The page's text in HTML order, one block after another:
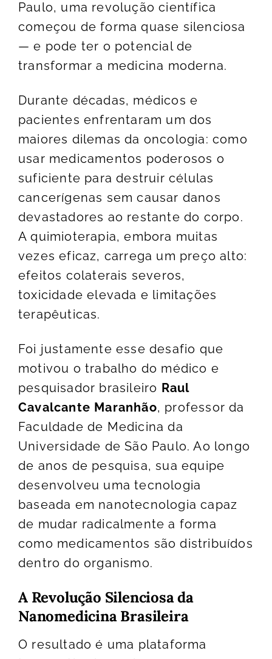
Paulo, uma revolução científica
começou de forma quase silenciosa
— e pode ter o potencial de
transformar a medicina moderna.
Durante décadas, médicos e
pacientes enfrentaram um dos
maiores dilemas da oncologia: como
usar medicamentos poderosos o
suficiente para destruir células
cancerígenas sem causar danos
devastadores ao restante do corpo.
A quimioterapia, embora muitas
vezes eficaz, carrega um preço alto:
efeitos colaterais severos,
toxicidade elevada e limitações
terapêuticas.
Foi justamente esse desafio que
motivou o trabalho do médico e
pesquisador brasileiro Raul
Cavalcante Maranhão, professor da
Faculdade de Medicina da
Universidade de São Paulo. Ao longo
de anos de pesquisa, sua equipe
desenvolveu uma tecnologia
baseada em nanotecnologia capaz
de mudar radicalmente a forma
como medicamentos são distribuídos
dentro do organismo.
A Revolução Silenciosa da
Nanomedicina Brasileira
O resultado é uma plataforma